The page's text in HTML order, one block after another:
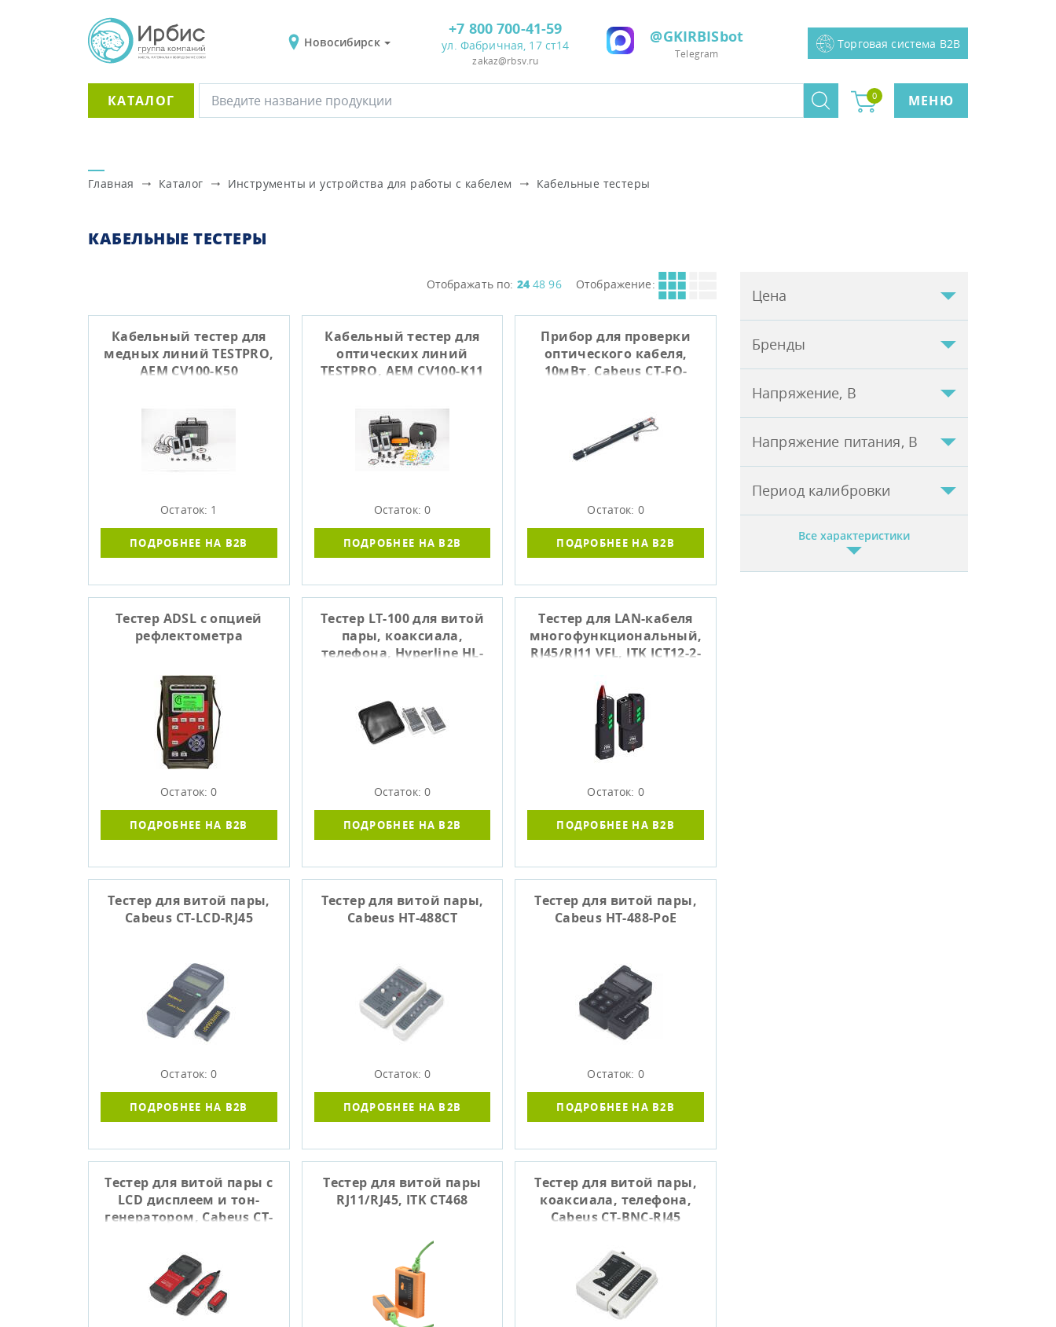
Новосибирск
+7 800 700-41-59
ул. Фабричная, 17 ст14
zakaz@rbsv.ru
@GKIRBISbot
Telegram
Торговая система B2B
КАТАЛОГ 0 МЕНЮ
Главная Каталог Инструменты и устройства для работы с кабелем Кабельные тестеры
Цена
Бренды
Напряжение, В
Напряжение питания, В
Период калибровки
Все характеристики
КАБЕЛЬНЫЕ ТЕСТЕРЫ
Отображать по: 24 48 96 Отображение:
Кабельный тестер для
медных линий TESTPRO,
AEM CV100-K50
Остаток: 1
ПОДРОБНЕЕ НА B2B
Кабельный тестер для
оптических линий
TESTPRO, AEM CV100-K11
Остаток: 0
ПОДРОБНЕЕ НА B2B
Прибор для проверки
оптического кабеля,
10мВт, Cabeus CT-FO-
Остаток: 0
ПОДРОБНЕЕ НА B2B
Тестер ADSL с опцией
рефлектометра
Остаток: 0
ПОДРОБНЕЕ НА B2B
Тестер LT-100 для витой
пары, коаксиала,
телефона, Hyperline HL-
Остаток: 0
ПОДРОБНЕЕ НА B2B
Тестер для LAN-кабеля
многофункциональный,
RJ45/RJ11 VFL, ITK ICT12-2-
Остаток: 0
ПОДРОБНЕЕ НА B2B
Тестер для витой пары,
Cabeus CT-LCD-RJ45
Остаток: 0
ПОДРОБНЕЕ НА B2B
Тестер для витой пары,
Cabeus HT-488CT
Остаток: 0
ПОДРОБНЕЕ НА B2B
Тестер для витой пары,
Cabeus HT-488-PoE
Остаток: 0
ПОДРОБНЕЕ НА B2B
Тестер для витой пары c
LCD дисплеем и тон-
генератором, Cabeus CT-
Тестер для витой пары
RJ11/RJ45, ITK CT468
Тестер для витой пары,
коаксиала, телефона,
Cabeus CT-BNC-RJ45